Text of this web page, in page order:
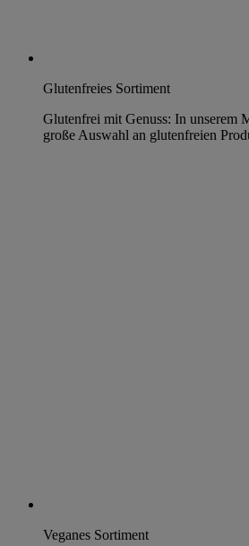
Glutenfreies Sortiment
Glutenfrei mit Genuss: In unserem
große Auswahl an glutenfreien
Veganes Sortiment